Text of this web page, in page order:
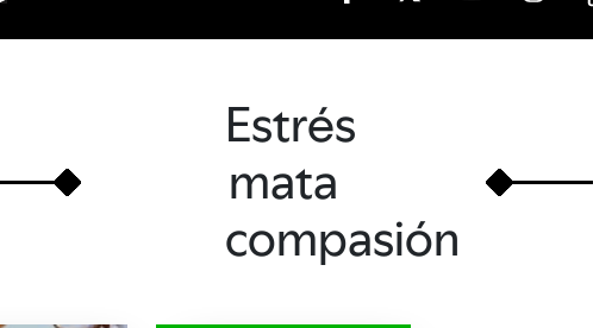
Estrés
mata
compasión